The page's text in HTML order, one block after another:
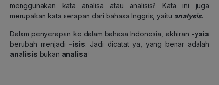
menggunakan kata analisa atau analisis? Kata ini juga
merupakan kata serapan dari bahasa Inggris, yaitu analysis.
Dalam penyerapan ke dalam bahasa Indonesia, akhiran -ysis
berubah menjadi -isis. Jadi dicatat ya, yang benar adalah
analisis bukan analisa!